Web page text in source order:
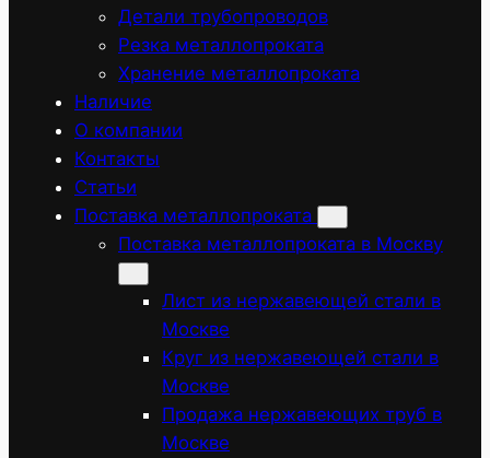
Детали трубопроводов
Резка металлопроката
Хранение металлопроката
Наличие
О компании
Контакты
Статьи
Поставка металлопроката
Поставка металлопроката в Москву
Лист из нержавеющей стали в
Москве
Круг из нержавеющей стали в
Москве
Продажа нержавеющих труб в
Москве